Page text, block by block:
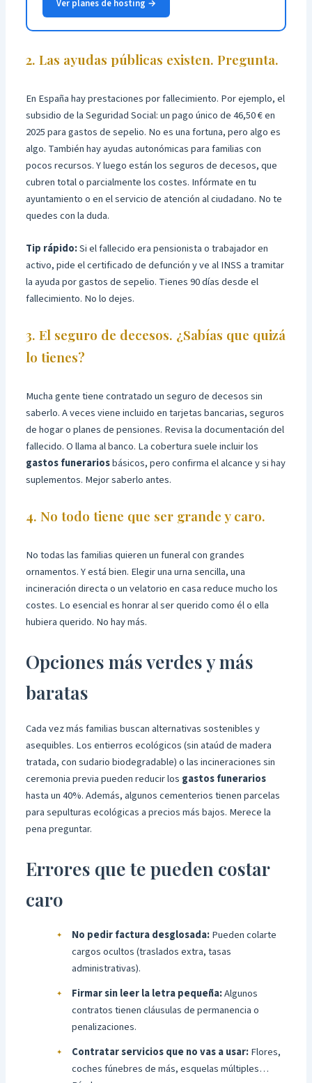
Ver planes de hosting →
2. Las ayudas públicas existen. Pregunta.
En España hay prestaciones por fallecimiento. Por ejemplo, el
subsidio de la Seguridad Social: un pago único de 46,50 € en
2025 para gastos de sepelio. No es una fortuna, pero algo es
algo. También hay ayudas autonómicas para familias con
pocos recursos. Y luego están los seguros de decesos, que
cubren total o parcialmente los costes. Infórmate en tu
ayuntamiento o en el servicio de atención al ciudadano. No te
quedes con la duda.
Tip rápido:Si el fallecido era pensionista o trabajador en
activo, pide el certificado de defunción y ve al INSS a tramitar
la ayuda por gastos de sepelio. Tienes 90 días desde el
fallecimiento. No lo dejes.
3. El seguro de decesos. ¿Sabías que quizá
lo tienes?
Mucha gente tiene contratado un seguro de decesos sin
saberlo. A veces viene incluido en tarjetas bancarias, seguros
de hogar o planes de pensiones. Revisa la documentación del
fallecido. O llama al banco. La cobertura suele incluir los
gastos funerariosbásicos, pero confirma el alcance y si hay
suplementos. Mejor saberlo antes.
4. No todo tiene que ser grande y caro.
No todas las familias quieren un funeral con grandes
ornamentos. Y está bien. Elegir una urna sencilla, una
incineración directa o un velatorio en casa reduce mucho los
costes. Lo esencial es honrar al ser querido como él o ella
hubiera querido. No hay más.
Opciones más verdes y más
baratas
Cada vez más familias buscan alternativas sostenibles y
asequibles. Los entierros ecológicos (sin ataúd de madera
tratada, con sudario biodegradable) o las incineraciones sin
ceremonia previa pueden reducir los gastos funerarios
hasta un 40%. Además, algunos cementerios tienen parcelas
para sepulturas ecológicas a precios más bajos. Merece la
pena preguntar.
Errores que te pueden costar
caro
No pedir factura desglosada:Pueden colarte
cargos ocultos (traslados extra, tasas
administrativas).
Firmar sin leer la letra pequeña:Algunos
contratos tienen cláusulas de permanencia o
penalizaciones.
Contratar servicios que no vas a usar:Flores,
coches fúnebres de más, esquelas múltiples…